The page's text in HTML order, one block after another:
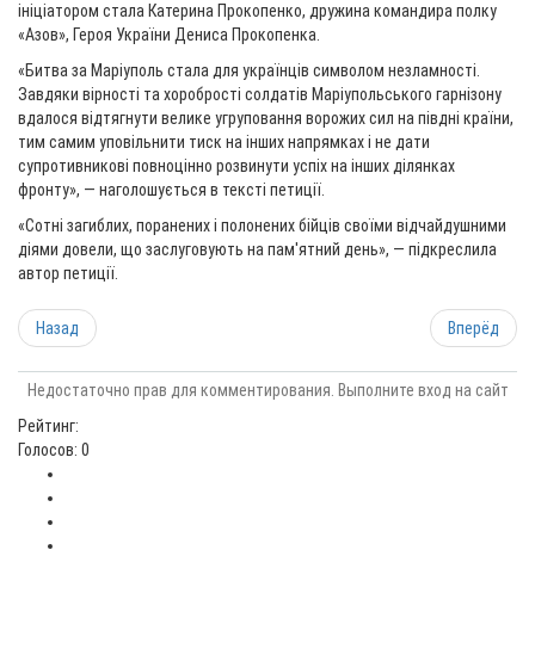
ініціатором стала Катерина Прокопенко, дружина командира полку
«Азов», Героя України Дениса Прокопенка.
«Битва за Маріуполь стала для українців символом незламності.
Завдяки вірності та хоробрості солдатів Маріупольського гарнізону
вдалося відтягнути велике угруповання ворожих сил на півдні країни,
тим самим уповільнити тиск на інших напрямках і не дати
супротивникові повноцінно розвинути успіх на інших ділянках
фронту», — наголошується в тексті петиції.
«Сотні загиблих, поранених і полонених бійців своїми відчайдушними
діями довели, що заслуговують на пам'ятний день», — підкреслила
автор петиції.
Назад Вперёд
Недостаточно прав для комментирования. Выполните вход на сайт
Рейтинг:
Голосов: 0